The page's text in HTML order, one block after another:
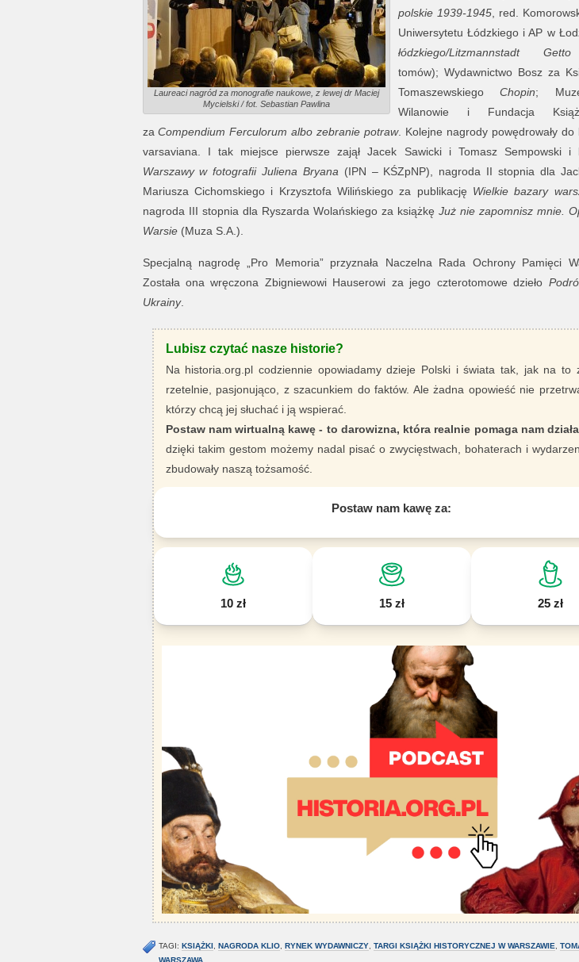
Laureaci nagród za monografie naukowe, z lewej dr Maciej
Mycielski / fot. Sebastian Pawlina
polskie 1939-1945, red.
Uniwersytetu Łódzkiego i AP w
łódzkiego/Litzmannstadt
tomów); Wydawnictwo Bosz za
TomaszewskiegoChopin;
Wilanowie i Fundacja
zaCompendium Ferculorum albo zebranie potraw. Kolejne nagrody powędrowały
varsaviana. I tak miejsce pierwsze zajął Jacek Sawicki i Tomasz Sempowski i
Warszawy w fotografii Juliena Bryana (IPN – KŚZpNP), nagroda II stopnia dla
Mariusza Cichomskiego i Krzysztofa Wilińskiego za publikację Wielkie bazary
nagroda III stopnia dla Ryszarda Wolańskiego za książkę Już nie zapomnisz mnie.
Warsie(Muza S.A.).
Specjalną nagrodę „Pro Memoria” przyznała Naczelna Rada Ochrony Pamięci
Została ona wręczona Zbigniewowi Hauserowi za jego czterotomowe dzieło
Ukrainy.
Lubisz czytać nasze historie?
Na historia.org.pl codziennie opowiadamy dzieje Polski i świata tak, jak na to
rzetelnie, pasjonująco, z szacunkiem do faktów. Ale żadna opowieść nie
którzy chcą jej słuchać i ją wspierać.
Postaw nam wirtualną kawę - to darowizna, która realnie pomaga nam
dzięki takim gestom możemy nadal pisać o zwycięstwach, bohaterach i
zbudowały naszą tożsamość.
Postaw nam kawę za:
10 zł 15 zł 25 zł
TAGI: KSIĄŻKI, NAGRODA KLIO, RYNEK WYDAWNICZY, TARGI KSIĄŻKI HISTORYCZNEJ W WARSZAWIE
WARSZAWA